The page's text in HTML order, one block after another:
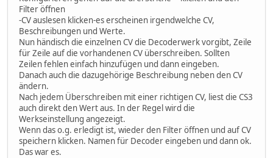
Filter öffnen
-CV auslesen klicken-es erscheinen irgendwelche CV,
Beschreibungen und Werte.
Nun händisch die einzelnen CV die Decoderwerk vorgibt, Zeile
für Zeile auf die vorhandenen CV überschreiben. Sollten
Zeilen fehlen einfach hinzufügen und dann eingeben.
Danach auch die dazugehörige Beschreibung neben den CV
ändern.
Nach jedem Überschreiben mit einer richtigen CV, liest die CS3
auch direkt den Wert aus. In der Regel wird die
Werkseinstellung angezeigt.
Wenn das o.g. erledigt ist, wieder den Filter öffnen und auf CV
speichern klicken. Namen für Decoder eingeben und dann ok.
Das war es.